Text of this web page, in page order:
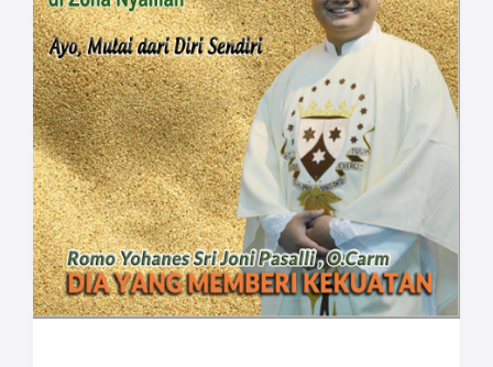
melalui sikap, perkataan dan perilaku. Ini
bisa menjadi motivasi bagi kita untuk terus
berbuat baik, terutama membantu yang
berkekurangan karena dampak pandemi
Covid-19 yang berkepanjangan.